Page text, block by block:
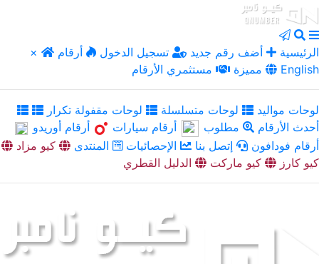
× الرئيسية أضف رقم جديد تسجيل الدخول
أرقام
مميزة
مستثمري الأرقام English
لوحات مواليد لوحات متسلسلة
لوحات مقفولة تكرار
أحدث الأرقام
مطلوب أرقام سيارات
أرقام أوريدو
أرقام فودافون
إتصل بنا الإحصائيات المنتدى
كيو مزاد
كيو كارز
كيو ماركت الدليل القطري